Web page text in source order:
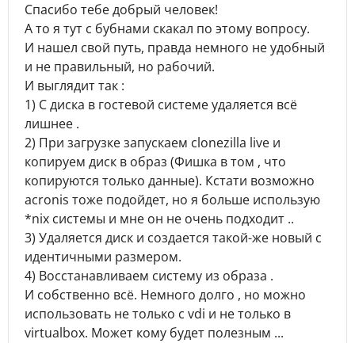
Спасибо тебе добрый человек!
А то я тут с бубнами скакал по этому вопросу.
И нашел свой путь, правда немного не удобный
и не правильный, но рабочий.
И выглядит так :
1) С диска в гостевой системе удаляется всё
лишнее .
2) При загрузке запускаем clonezilla live и
копируем диск в образ (Фишка в том , что
копируются только данные). Кстати возможно
acronis тоже подойдет, но я больше использую
*nix системы и мне он не очень подходит ..
3) Удаляется диск и создается такой-же новый с
идентичными размером.
4) Восстанавливаем систему из образа .
И собственно всё. Немного долго , но можно
использовать не только с vdi и не только в
virtualbox. Может кому будет полезным ...